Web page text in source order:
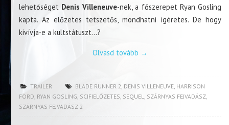
lehetőséget Denis Villeneuve-nek, a főszerepet Ryan Gosling
kapta. Az előzetes tetszetős, mondhatni ígéretes. De hogy
kivívja-e a kultstátuszt…?
Olvasd tovább →
TRAILER BLADE RUNNER 2, DENIS VILLENEUVE, HARRISON
FORD, RYAN GOSLING, SCIFIELŐZETES, SEQUEL, SZÁRNYAS FEJVADÁSZ,
SZÁRNYAS FEJVADÁSZ 2